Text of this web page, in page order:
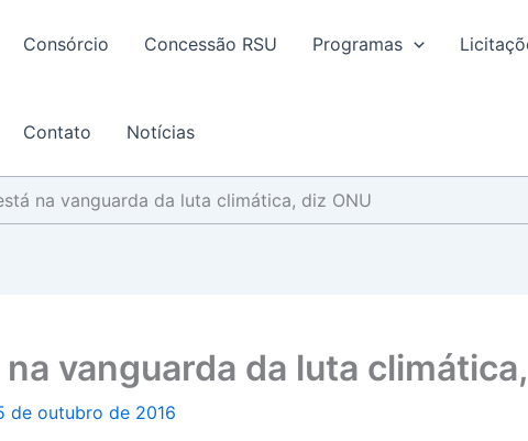
Consórcio Concessão RSU Programas
Contato Notícias
na vanguarda da luta climática, diz ONU
vanguarda da luta
de outubro de 2016